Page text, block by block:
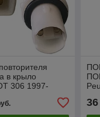
в крыло
306 1997-
36